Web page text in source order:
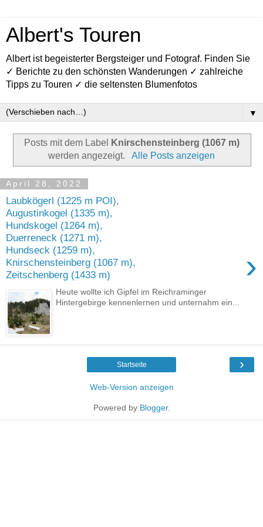
Albert's Touren
Albert ist begeisterter Bergsteiger und Fotograf. Finden Sie
✓ Berichte zu den schönsten Wanderungen ✓ zahlreiche
Tipps zu Touren ✓ die seltensten Blumenfotos
▼
Posts mit dem Label
Knirschensteinberg (1067 m)
werden angezeigt.
Alle Posts anzeigen
April 28, 2022
Laubkögerl (1225 m POI),
Augustinkogel (1335 m),
Hundskogel (1264 m),
Duerreneck (1271 m),
Hundseck (1259 m),
Knirschensteinberg (1067 m),
Zeitschenberg (1433 m)
›
Heute wollte ich Gipfel im Reichraminger
Hintergebirge kennenlernen und unternahm ein...
›
Startseite
Web-Version anzeigen
Powered by Blogger.